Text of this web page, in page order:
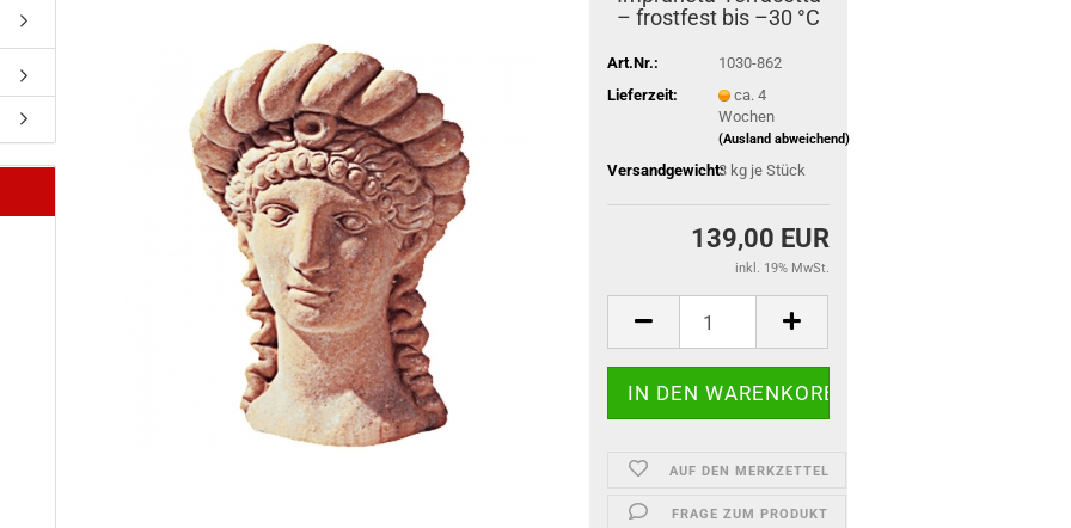
– frostfest bis –30 °C
Art.Nr.:
1030-862
Lieferzeit:
ca. 4
Wochen
(Ausland abweichend)
Versandgewicht:
3kg je Stück
139,00 EUR
inkl. 19% MwSt.
AUF DEN MERKZETTEL
FRAGE ZUM PRODUKT